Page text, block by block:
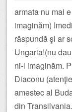
armata nu mai
imaginăm)
răspundă şi ar
Ungaria!(nu
ni-l imaginăm.
Diaconu
amestec al
din